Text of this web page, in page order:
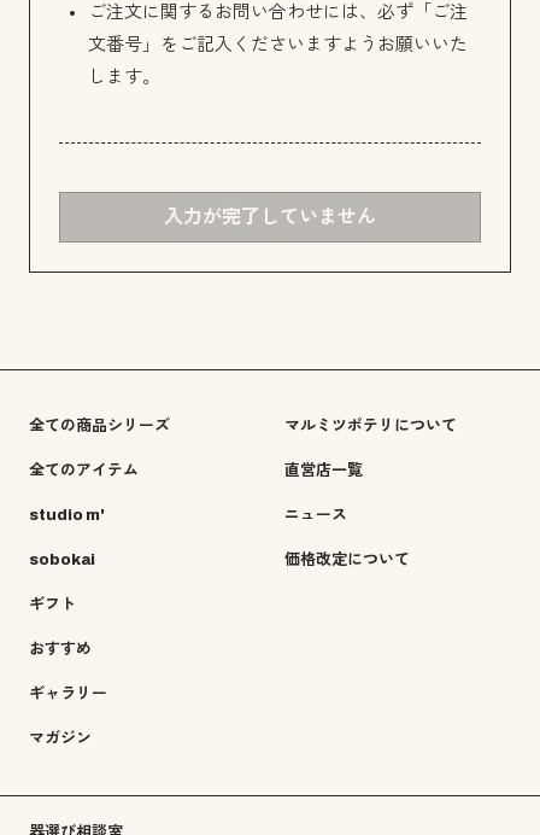
ご注文に関するお問い合わせには、必ず「ご注
文番号」をご記入くださいますようお願いいた
します。
入力が完了していません
全ての商品シリーズ
全てのアイテム
studio m'
sobokai
ギフト
おすすめ
ギャラリー
マガジン
マルミツポテリについて
直営店一覧
ニュース
価格改定について